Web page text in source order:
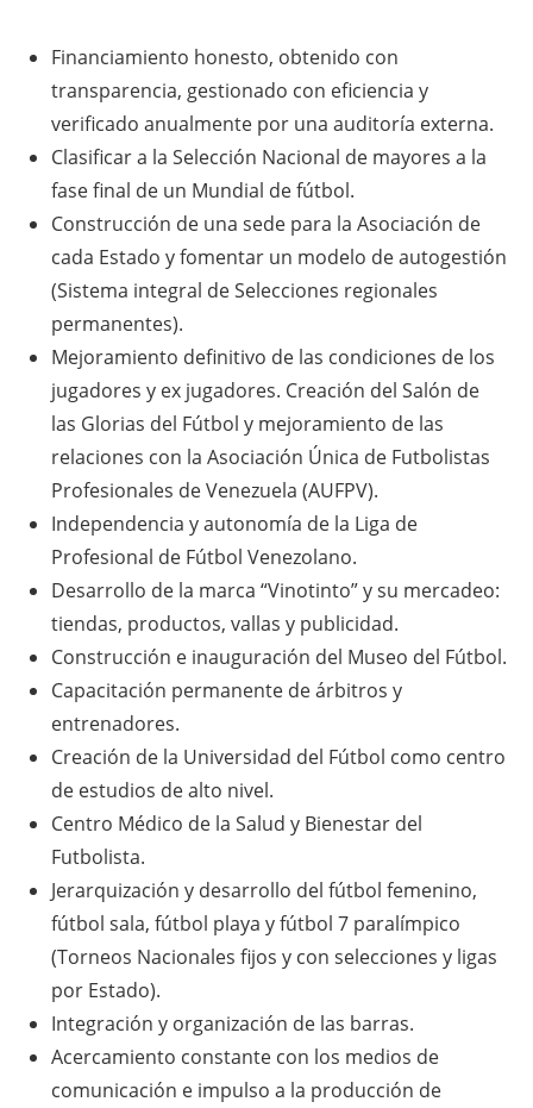
Financiamiento honesto, obtenido con
transparencia, gestionado con eficiencia y
verificado anualmente por una auditoría externa.
Clasificar a la Selección Nacional de mayores a la
fase final de un Mundial de fútbol.
Construcción de una sede para la Asociación de
cada Estado y fomentar un modelo de autogestión
(Sistema integral de Selecciones regionales
permanentes).
Mejoramiento definitivo de las condiciones de los
jugadores y ex jugadores. Creación del Salón de
las Glorias del Fútbol y mejoramiento de las
relaciones con la Asociación Única de Futbolistas
Profesionales de Venezuela (AUFPV).
Independencia y autonomía de la Liga de
Profesional de Fútbol Venezolano.
Desarrollo de la marca “Vinotinto” y su mercadeo:
tiendas, productos, vallas y publicidad.
Construcción e inauguración del Museo del Fútbol.
Capacitación permanente de árbitros y
entrenadores.
Creación de la Universidad del Fútbol como centro
de estudios de alto nivel.
Centro Médico de la Salud y Bienestar del
Futbolista.
Jerarquización y desarrollo del fútbol femenino,
fútbol sala, fútbol playa y fútbol 7 paralímpico
(Torneos Nacionales fijos y con selecciones y ligas
por Estado).
Integración y organización de las barras.
Acercamiento constante con los medios de
comunicación e impulso a la producción de